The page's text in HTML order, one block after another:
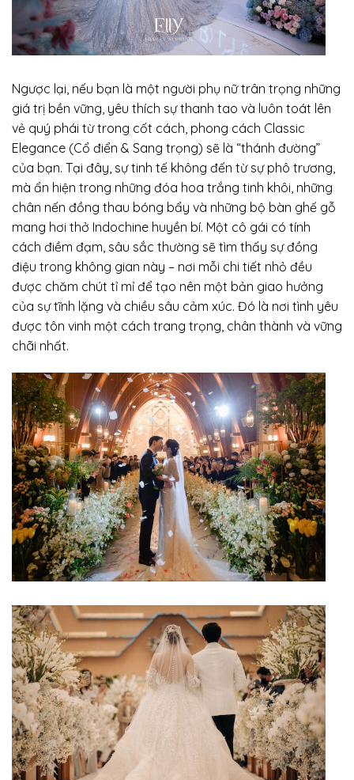
Ngược lại, nếu bạn là một người phụ nữ trân trọng những
giá trị bền vững, yêu thích sự thanh tao và luôn toát lên
vẻ quý phái từ trong cốt cách, phong cách Classic
Elegance (Cổ điển & Sang trọng) sẽ là “thánh đường”
của bạn. Tại đây, sự tinh tế không đến từ sự phô trương,
mà ẩn hiện trong những đóa hoa trắng tinh khôi, những
chân nến đồng thau bóng bẩy và những bộ bàn ghế gỗ
mang hơi thở Indochine huyền bí. Một cô gái có tính
cách điềm đạm, sâu sắc thường sẽ tìm thấy sự đồng
điệu trong không gian này – nơi mỗi chi tiết nhỏ đều
được chăm chút tỉ mỉ để tạo nên một bản giao hưởng
của sự tĩnh lặng và chiều sâu cảm xúc. Đó là nơi tình yêu
được tôn vinh một cách trang trọng, chân thành và vững
chãi nhất.